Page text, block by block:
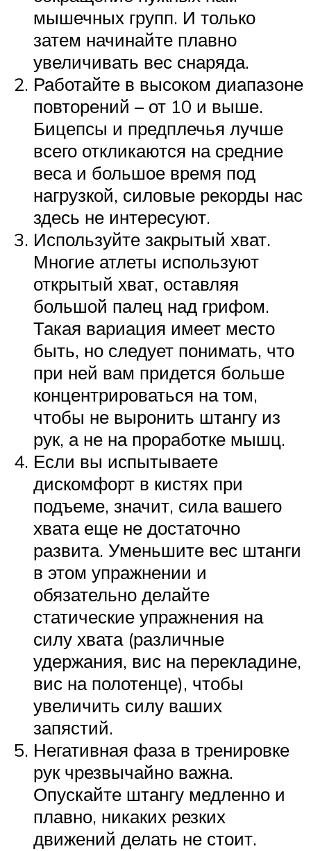
мышечных групп. И только
затем начинайте плавно
увеличивать вес снаряда.
Работайте в высоком диапазоне
повторений – от 10 и выше.
Бицепсы и предплечья лучше
всего откликаются на средние
веса и большое время под
нагрузкой, силовые рекорды нас
здесь не интересуют.
Используйте закрытый хват.
Многие атлеты используют
открытый хват, оставляя
большой палец над грифом.
Такая вариация имеет место
быть, но следует понимать, что
при ней вам придется больше
концентрироваться на том,
чтобы не выронить штангу из
рук, а не на проработке мышц.
Если вы испытываете
дискомфорт в кистях при
подъеме, значит, сила вашего
хвата еще не достаточно
развита. Уменьшите вес штанги
в этом упражнении и
обязательно делайте
статические упражнения на
силу хвата (различные
удержания, вис на перекладине,
вис на полотенце), чтобы
увеличить силу ваших
запястий.
Негативная фаза в тренировке
рук чрезвычайно важна.
Опускайте штангу медленно и
плавно, никаких резких
движений делать не стоит.